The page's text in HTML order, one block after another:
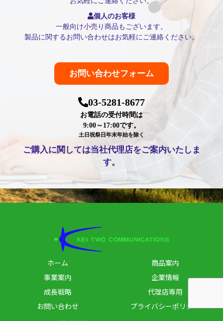
個人のお客様
一般向け小売り商品もございます。
製品に関するお問い合わせはお気軽にご連絡ください。
お問い合わせフォーム
03-5281-8677
お電話の受付時間は
9:00～17:00です。
土日祝祭日年末年始を除く
ご購入に関しては当社代理店をご案内いたしま
す。
ホーム
商品案内
事業案内
企業情報
成長戦略
代理店専用
お問い合わせ
プライバシーポリシー